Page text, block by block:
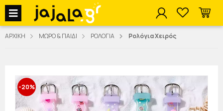
jajala Menu
ΑΡΧΙΚΗ ΜΩΡΟ & ΠΑΙΔΙ ΡΟΛΟΓΙΑ Ρολόγια Χειρός
-20%